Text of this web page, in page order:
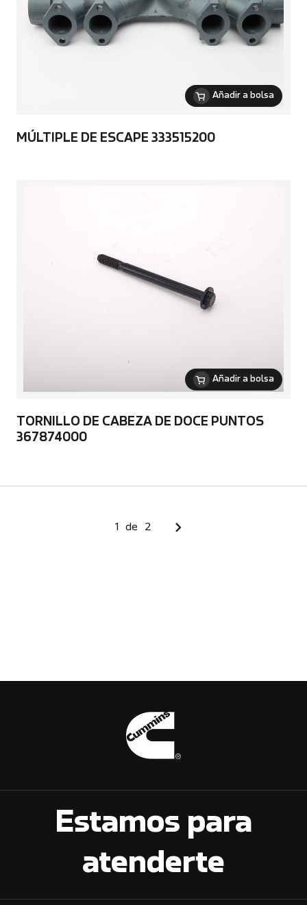
Añadir a bolsa
MÚLTIPLE DE ESCAPE 333515200
Añadir a bolsa
TORNILLO DE CABEZA DE DOCE PUNTOS
367874000
1 de 2
Estamos para
atenderte